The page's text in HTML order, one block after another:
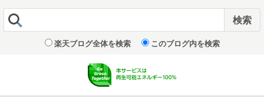
楽天ブログ全体を検索 このブログ内を検索